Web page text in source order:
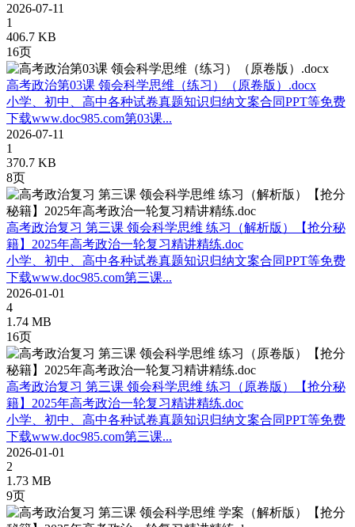
2026-07-11
1
406.7 KB
16页
高考政治第03课 领会科学思维（练习）（原卷版）.docx
小学、初中、高中各种试卷真题知识归纳文案合同PPT等免费
下载www.doc985.com第03课...
2026-07-11
1
370.7 KB
8页
高考政治复习 第三课 领会科学思维 练习（解析版）【抢分秘
籍】2025年高考政治一轮复习精讲精练.doc
小学、初中、高中各种试卷真题知识归纳文案合同PPT等免费
下载www.doc985.com第三课...
2026-01-01
4
1.74 MB
16页
高考政治复习 第三课 领会科学思维 练习（原卷版）【抢分秘
籍】2025年高考政治一轮复习精讲精练.doc
小学、初中、高中各种试卷真题知识归纳文案合同PPT等免费
下载www.doc985.com第三课...
2026-01-01
2
1.73 MB
9页